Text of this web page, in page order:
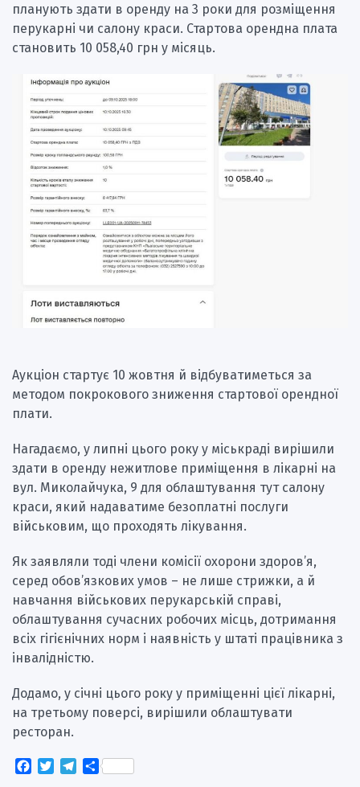
планують здати в оренду на 3 роки для розміщення
перукарні чи салону краси. Стартова орендна плата
становить 10 058,40 грн у місяць.
Аукціон стартує 10 жовтня й відбуватиметься за
методом покрокового зниження стартової орендної
плати.
Нагадаємо, у липні цього року у міськраді вирішили
здати в оренду нежитлове приміщення в лікарні на
вул. Миколайчука, 9 для облаштування тут салону
краси, який надаватиме безоплатні послуги
військовим, що проходять лікування.
Як заявляли тоді члени комісії охорони здоров’я,
серед обов’язкових умов – не лише стрижки, а й
навчання військових перукарській справі,
облаштування сучасних робочих місць, дотримання
всіх гігієнічних норм і наявність у штаті працівника з
інвалідністю.
Додамо, у січні цього року у приміщенні цієї лікарні,
на третьому поверсі, вирішили облаштувати
ресторан.
Facebook
TwitterTelegram
Поділитися